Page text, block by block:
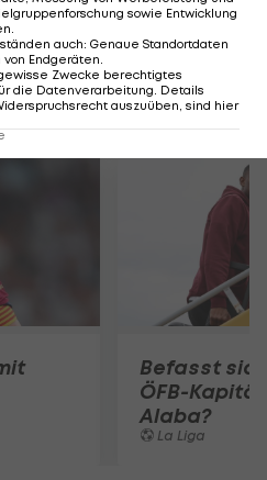
La Liga
Befasst
ÖFB-
Alaba?
La Liga
sowie Entwicklung
.
auch: Genaue Standortdaten
Endgeräten.
Zwecke berechtigtes
die Datenverarbeitung. Details
auszuüben, sind hier